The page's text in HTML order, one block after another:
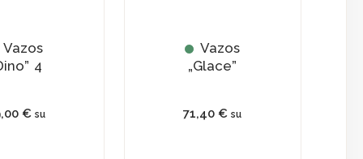
Vazos
4
€ su
Vazos
„Glace”
71,40€ su